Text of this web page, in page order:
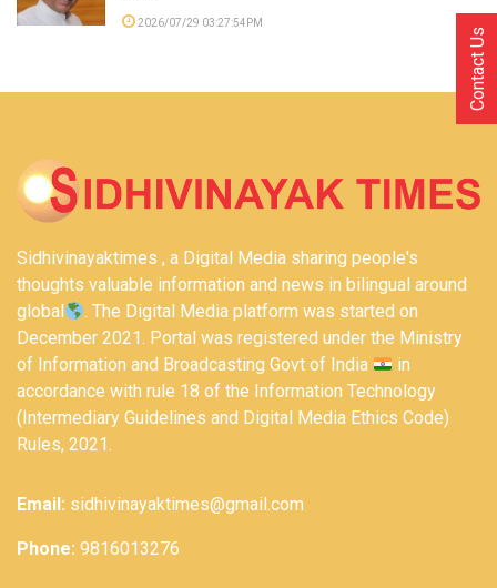
2026/07/29 03:27:54PM
Sidhivinayaktimes , a Digital Media sharing people's
thoughts valuable information and news in bilingual around
global
. The Digital Media platform was started on
December 2021. Portal was registered under the Ministry
of Information and Broadcasting Govt of India
in
accordance with rule 18 of the Information Technology
(Intermediary Guidelines and Digital Media Ethics Code)
Rules, 2021.
Email: sidhivinayaktimes@gmail.com
Phone: 9816013276
Contact Us